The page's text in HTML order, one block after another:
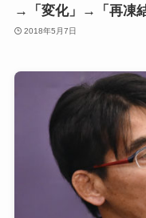
→「変化」→「再凍結
2018年5月7日